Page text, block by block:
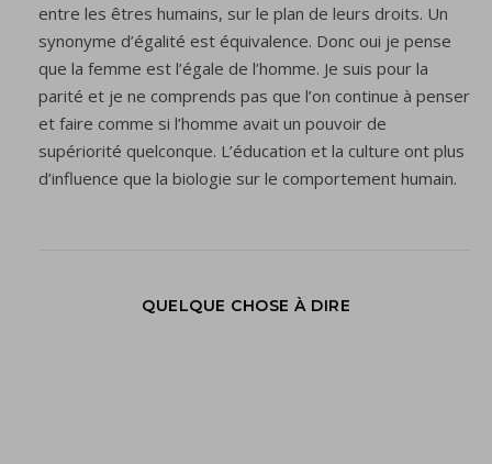
entre les êtres humains, sur le plan de leurs droits. Un
synonyme d’égalité est équivalence. Donc oui je pense
que la femme est l’égale de l’homme. Je suis pour la
parité et je ne comprends pas que l’on continue à penser
et faire comme si l’homme avait un pouvoir de
supériorité quelconque. L’éducation et la culture ont plus
d’influence que la biologie sur le comportement humain.
QUELQUE CHOSE À DIRE